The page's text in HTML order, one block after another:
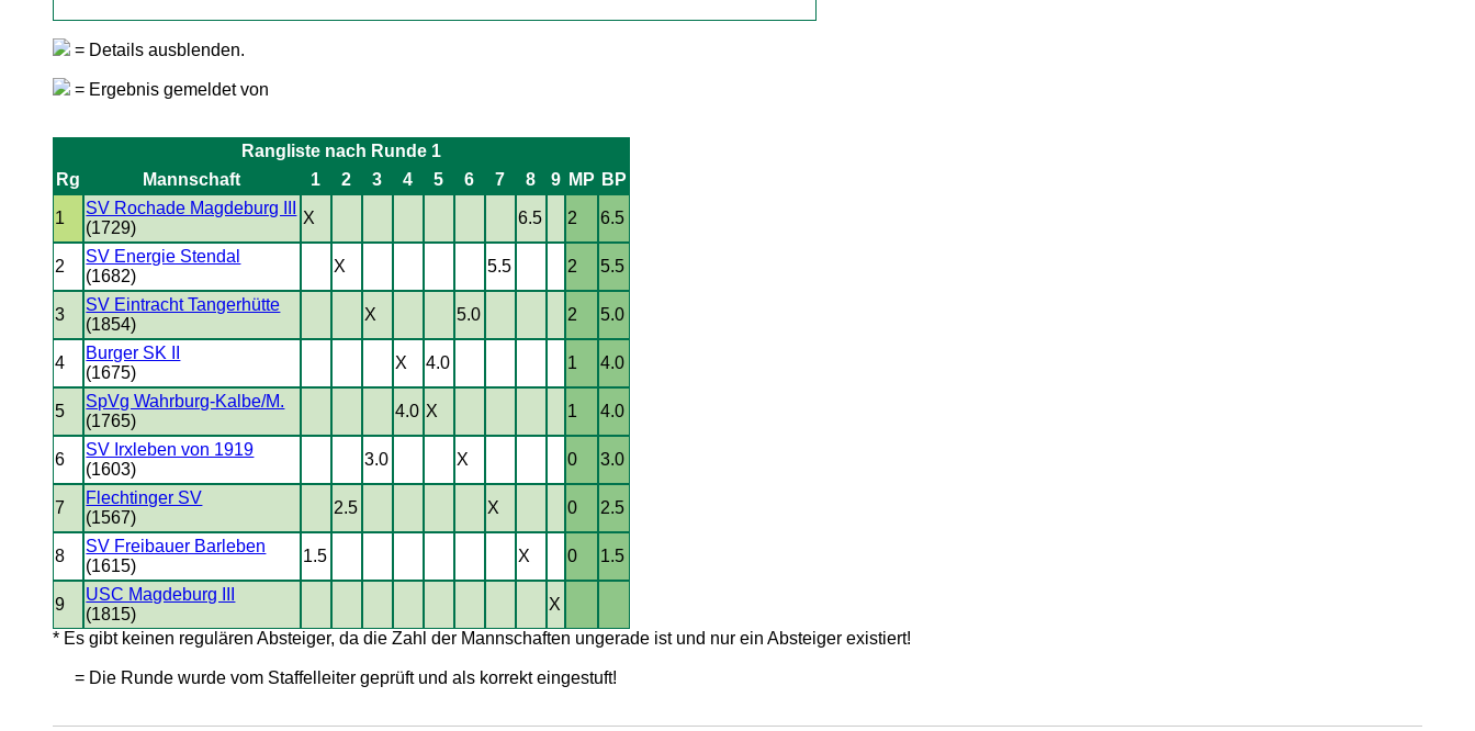
= Details ausblenden.
= Ergebnis gemeldet von
Rangliste nach Runde 1
Rg
Mannschaft 1 2 3 4 5 6 7 8 9 MP BP
1
SV Rochade Magdeburg III
(1729)
X 6.5 2 6.5
2
SV Energie Stendal
(1682)
X 5.5 2 5.5
3
SV Eintracht Tangerhütte
(1854)
X 5.0 2 5.0
4
Burger SK II
(1675)
X 4.0 1 4.0
5
SpVg Wahrburg-Kalbe/M.
(1765)
4.0 X 1 4.0
6
SV Irxleben von 1919
(1603)
3.0 X 0 3.0
7
Flechtinger SV
(1567)
2.5 X 0 2.5
8
SV Freibauer Barleben
(1615)
1.5 X 0 1.5
9
USC Magdeburg III
(1815)
X
* Es gibt keinen regulären Absteiger, da die Zahl der Mannschaften ungerade ist und nur ein Absteiger existiert!
= Die Runde wurde vom Staffelleiter geprüft und als korrekt eingestuft!